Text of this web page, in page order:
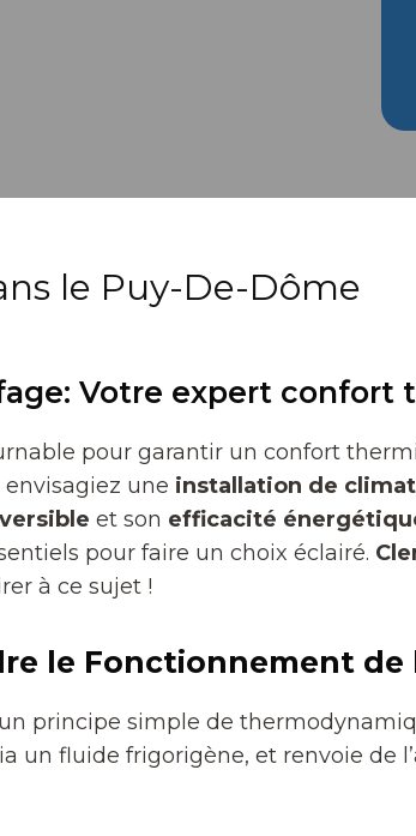
le Puy-De-Dôme
Votre expert confort
pour garantir un confort
une installation de
et son efficacité
pour faire un choix éclairé.
à ce sujet !
le Fonctionnement de
principe simple de
un fluide frigorigène, et renvoie de